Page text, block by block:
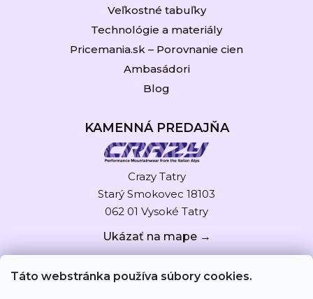
Táto webstránka používa súbory cookies.
Veľkostné tabuľky
Technológie a materiály
Pricemania.sk – Porovnanie cien
Ambasádori
Blog
KAMENNÁ PREDAJŇA
Crazy Tatry
Starý Smokovec 18103
062 01 Vysoké Tatry
Ukázať na mape →